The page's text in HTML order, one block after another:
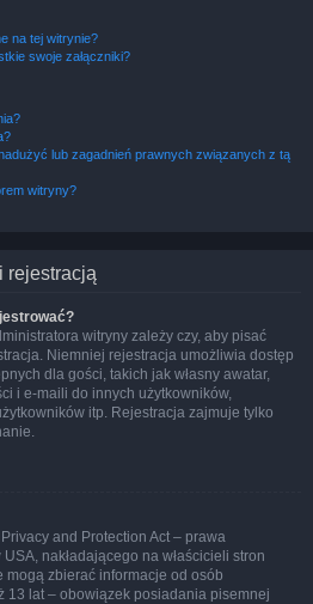
na tej witrynie?
swoje załączniki?
lub zagadnień prawnych związanych z tą
witryny?
rejestracją
witryny zależy czy, aby pisać
Niemniej rejestracja umożliwia dostęp
dla gości, takich jak własny awatar,
i e-maili do innych użytkowników,
itp. Rejestracja zajmuje tylko
and Protection Act – prawa
nakładającego na właścicieli stron
zbierać informacje od osób
13 lat – obowiązek posiadania pisemnej